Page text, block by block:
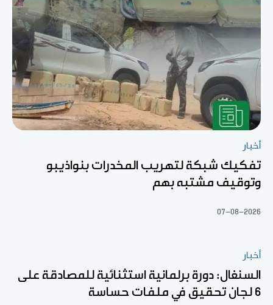
أخبار
تفكيك شبكة لتهريب المخدرات بنواذيبو
وتوقيف مشتبه بهم
07-08-2026
أخبار
السنغال: دورة برلمانية استثنائية للمصادقة على
6 لجان تحقيق في ملفات حساسة